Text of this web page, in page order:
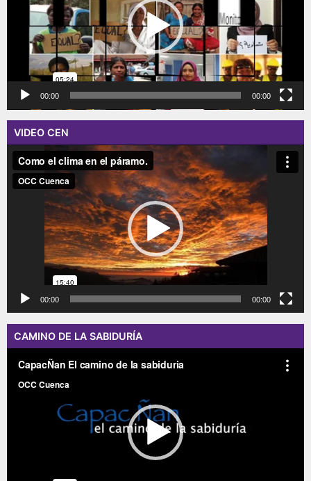
00:00 00:00
VIDEO CEN
Reproductor
vídeo
00:00 00:00
CAMINO DE LA SABIDURÍA